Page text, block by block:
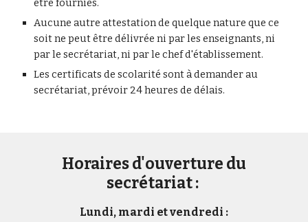
être fournies.
Aucune autre attestation de quelque nature que ce
soit ne peut être délivrée ni par les enseignants, ni
par le secrétariat, ni par le chef d'établissement.
Les certificats de scolarité sont à demander au
secrétariat, prévoir 24 heures de délais.
Horaires d'ouverture du
secrétariat :
Lundi, mardi et vendredi :